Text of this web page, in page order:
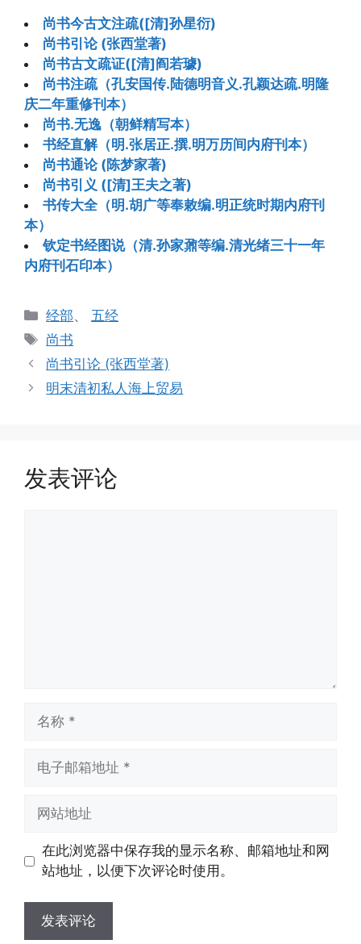
尚书今古文注疏([清]孙星衍)
尚书引论 (张西堂著)
尚书古文疏证([清]阎若璩)
尚书注疏（孔安国传.陆德明音义.孔颖达疏.明隆
庆二年重修刊本）
尚书.无逸（朝鲜精写本）
书经直解（明.张居正.撰.明万历间内府刊本）
尚书通论 (陈梦家著)
尚书引义 ([清]王夫之著)
书传大全（明.胡广等奉敕编.明正统时期内府刊
本）
钦定书经图说（清.孙家鼐等编.清光绪三十一年
内府刊石印本）
分
类
经部、五经
标
签
尚书
尚书引论 (张西堂著)
明末清初私人海上贸易
发表评论
址
址
在此浏览器中保存我的显示名称、邮箱地址和网
站地址，以便下次评论时使用。